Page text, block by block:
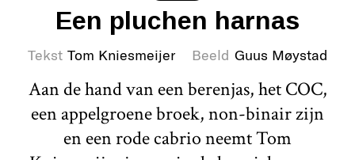
Een pluchen harnas
Tekst Tom Kniesmeijer Beeld Guus Møystad
Aan de hand van een berenjas, het COC,
een appelgroene broek, non-binair zijn
en een rode cabrio neemt Tom